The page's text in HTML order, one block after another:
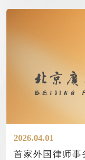
2026.04.01
首家外国律师事